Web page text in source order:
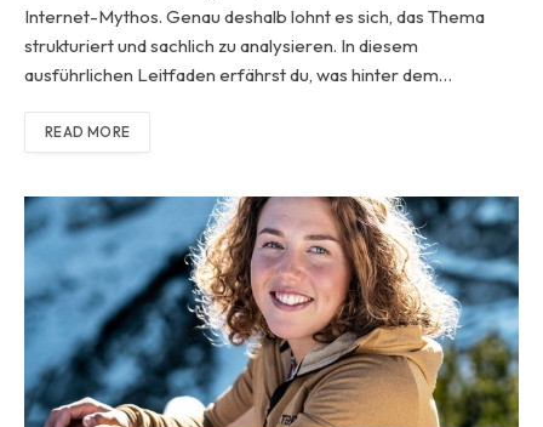
Internet-Mythos. Genau deshalb lohnt es sich, das Thema
strukturiert und sachlich zu analysieren. In diesem
ausführlichen Leitfaden erfährst du, was hinter dem…
READ MORE